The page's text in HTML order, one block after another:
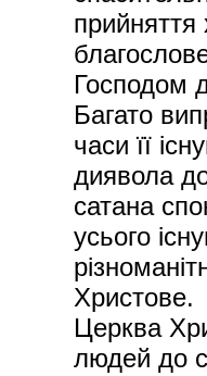
Господом
Багато
часи її
диявола
сатана
усього
Христове.
Церква
людей до